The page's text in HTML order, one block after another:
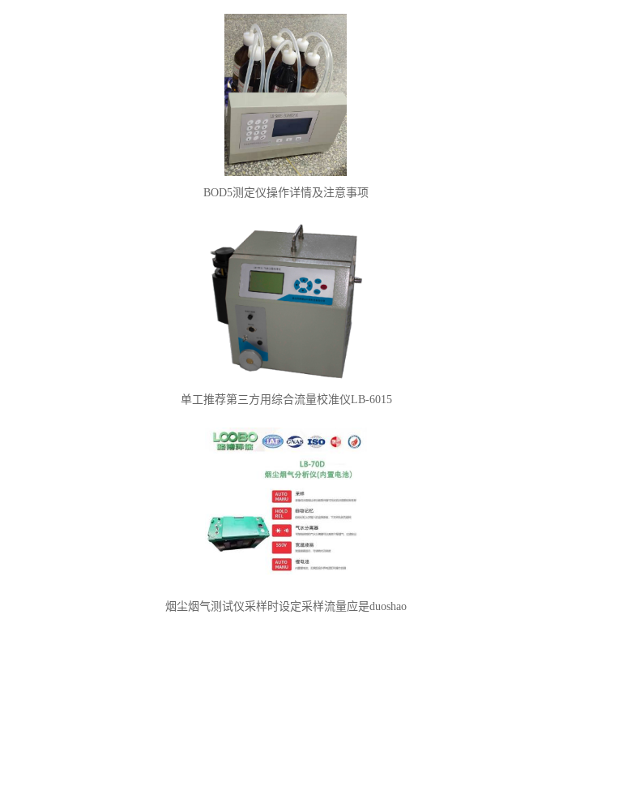
BOD5测定仪操作详情及注意事项
单工推荐第三方用综合流量校准仪LB-6015
烟尘烟气测试仪采样时设定采样流量应是duoshao